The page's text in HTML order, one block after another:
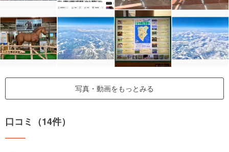
写真・動画をもっとみる
口コミ（14件）